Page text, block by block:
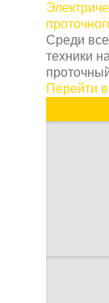
Среди
техники
Перейти